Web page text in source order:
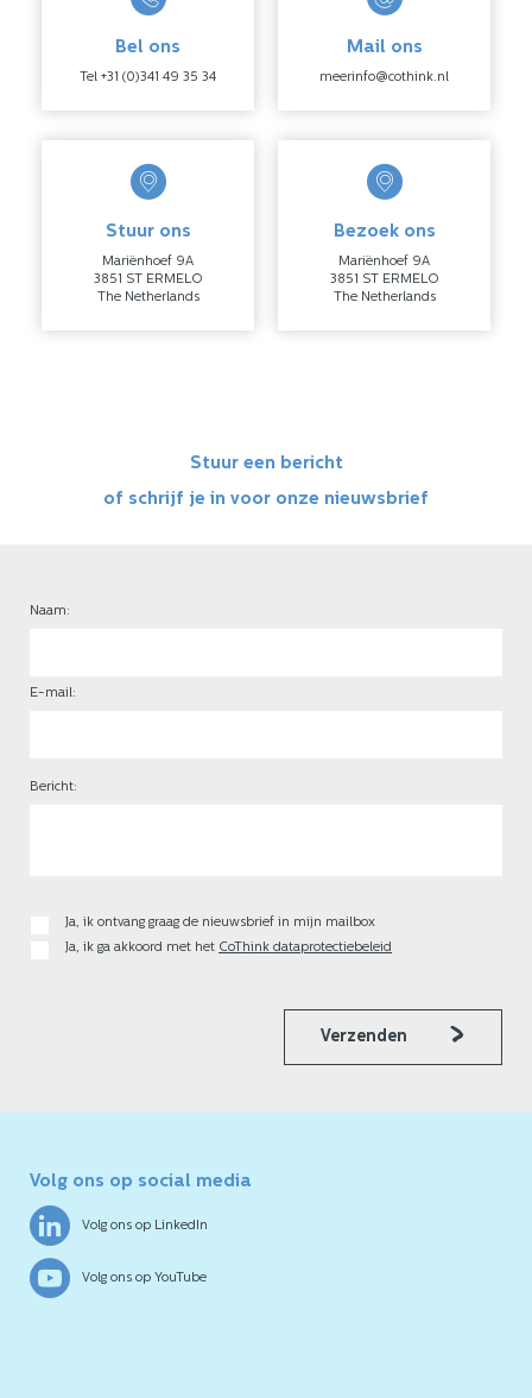
Bel ons
Tel +31 (0)341 49 35 34
Mail ons
meerinfo@cothink.nl
Stuur ons
Mariënhoef 9A
3851 ST ERMELO
The Netherlands
Bezoek ons
Mariënhoef 9A
3851 ST ERMELO
The Netherlands
Stuur een bericht
of schrijf je in voor onze nieuwsbrief
Naam:
E-mail:
Bericht:
Ja, ik ontvang graag de nieuwsbrief in mijn mailbox
Ja, ik ga akkoord met het CoThink dataprotectiebeleid
Verzenden
Volg ons op social media
Volg ons op LinkedIn
Volg ons op YouTube